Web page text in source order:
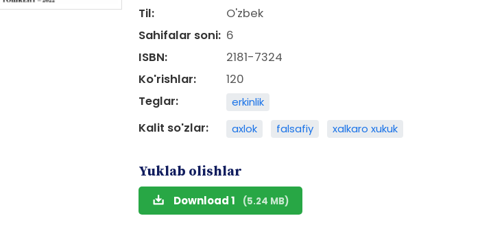
Til:
O'zbek
Sahifalar soni: 6
ISBN:
2181-7324
Ko'rishlar:
120
Teglar:
erkinlik
Kalit so'zlar: axlok falsafiy xalkaro xukuk
Yuklab olishlar
Download 1 (5.24 MB)